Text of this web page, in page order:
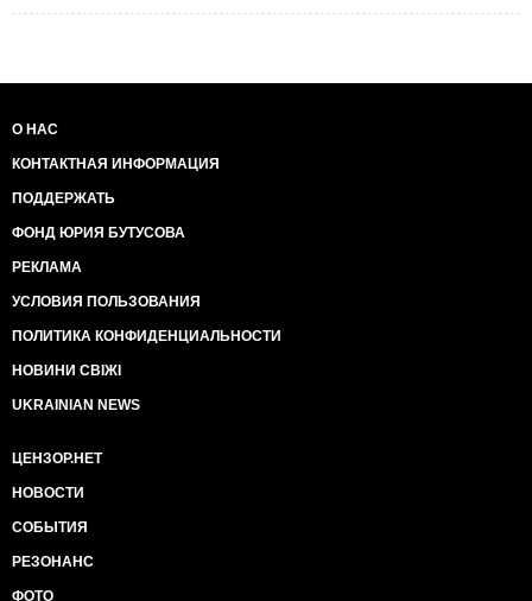
О НАС
КОНТАКТНАЯ ИНФОРМАЦИЯ
ПОДДЕРЖАТЬ
ФОНД ЮРИЯ БУТУСОВА
РЕКЛАМА
УСЛОВИЯ ПОЛЬЗОВАНИЯ
ПОЛИТИКА КОНФИДЕНЦИАЛЬНОСТИ
НОВИНИ СВІЖІ
UKRAINIAN NEWS
ЦЕНЗОР.НЕТ
НОВОСТИ
СОБЫТИЯ
РЕЗОНАНС
ФОТО